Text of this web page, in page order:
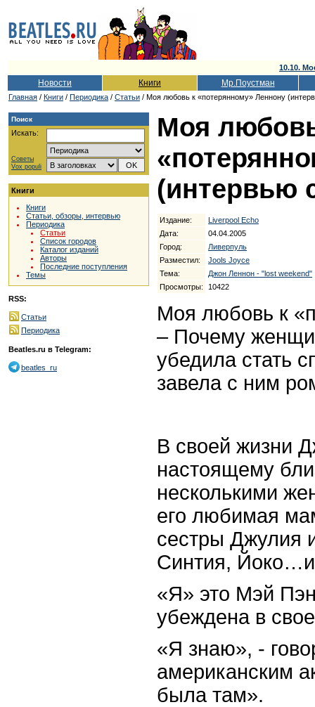
10.10.
Новости Книги Мр.Поустман
Главная / Книги / Периодика / Статьи / Моя любовь к «потерянному» Леннону
Поиск
Искать:
Советы
Vox populi
Книги
Книги
Статьи, обзоры, интервью
Периодика
Статьи
Список городов
Каталог изданий
Авторы
Последние поступления
Темы
RSS:
Статьи
Периодика
Beatles.ru в Telegram:
beatles_ru
Моя
(интервью
Издание:
Liverpool Echo
Дата:
04.04.2005
Город:
Ливерпуль
Разместил:
Jools Joyce
Тема:
Джон Леннон - "lost weekend"
Просмотры:
10422
Моя любовь к
– Почему
убедила стать
завела с ним
В своей жизни
настоящему
несколькими
его любимая
сестры Джулия
Синтия,
«Я» это Мэй
убеждена в
«Я знаю», -
американским
была там».